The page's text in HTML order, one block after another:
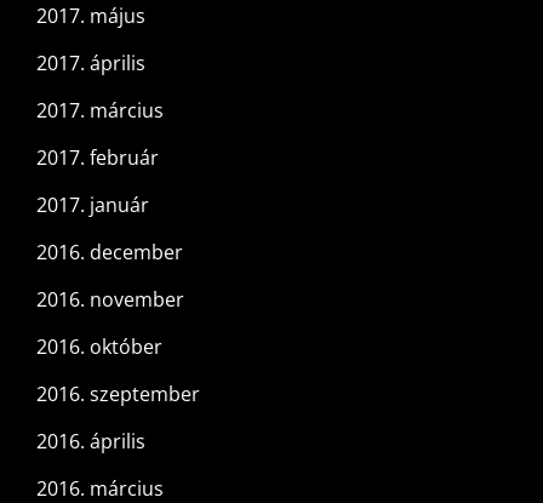
2017. május
2017. április
2017. március
2017. február
2017. január
2016. december
2016. november
2016. október
2016. szeptember
2016. április
2016. március